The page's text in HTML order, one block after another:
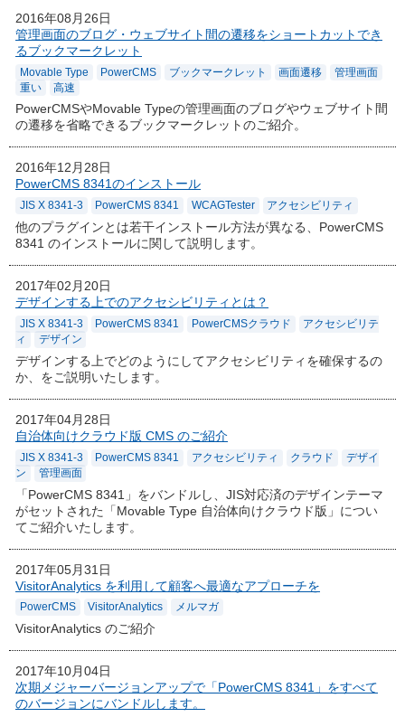
2016年08月26日
管理画面のブログ・ウェブサイト間の遷移をショートカットでき
るブックマークレット
Movable Type PowerCMS ブックマークレット 画面遷移
管理画面
重い
高速
PowerCMSやMovable Typeの管理画面のブログやウェブサイト間
の遷移を省略できるブックマークレットのご紹介。
2016年12月28日
PowerCMS 8341のインストール
JIS X 8341-3 PowerCMS 8341 WCAGTester アクセシビリティ
他のプラグインとは若干インストール方法が異なる、PowerCMS
8341 のインストールに関して説明します。
2017年02月20日
デザインする上でのアクセシビリティとは？
JIS X 8341-3 PowerCMS 8341 PowerCMSクラウド
アクセシビリテ
ィ
デザイン
デザインする上でどのようにしてアクセシビリティを確保するの
か、をご説明いたします。
2017年04月28日
自治体向けクラウド版 CMS のご紹介
JIS X 8341-3 PowerCMS 8341 アクセシビリティ クラウド
デザイ
ン
管理画面
「PowerCMS 8341」をバンドルし、JIS対応済のデザインテーマ
がセットされた「Movable Type 自治体向けクラウド版」につい
てご紹介いたします。
2017年05月31日
VisitorAnalytics を利用して顧客へ最適なアプローチを
PowerCMS VisitorAnalytics メルマガ
VisitorAnalytics のご紹介
2017年10月04日
次期メジャーバージョンアップで「PowerCMS 8341」をすべて
のバージョンにバンドルします。